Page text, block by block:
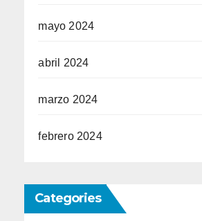
mayo 2024
abril 2024
marzo 2024
febrero 2024
Categories